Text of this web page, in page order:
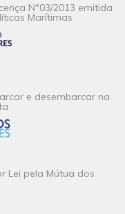
Nº03/2013 emitida
Marítimas
e desembarcar na
Lei pela Mútua dos